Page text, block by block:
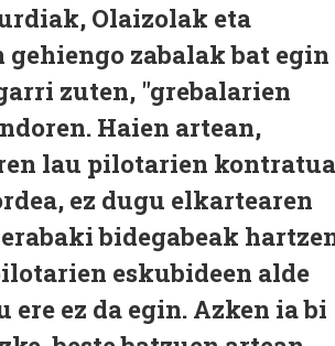
Olaizolak eta
zabalak bat egin
zuten, "grebalarien
Haien artean,
lau pilotarien
ez dugu elkartearen
bidegabeak
eskubideen alde
ez da egin. Azken ia bi